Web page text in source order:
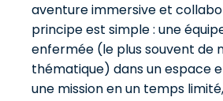
aventure immersive et
principe est simple : une
enfermée (le plus souvent de
thématique) dans un espace
une mission en un temps